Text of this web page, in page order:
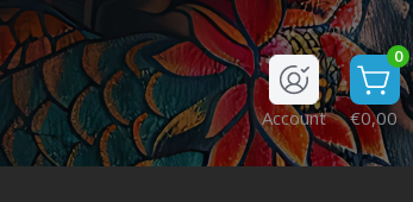
0
€0,00
Account